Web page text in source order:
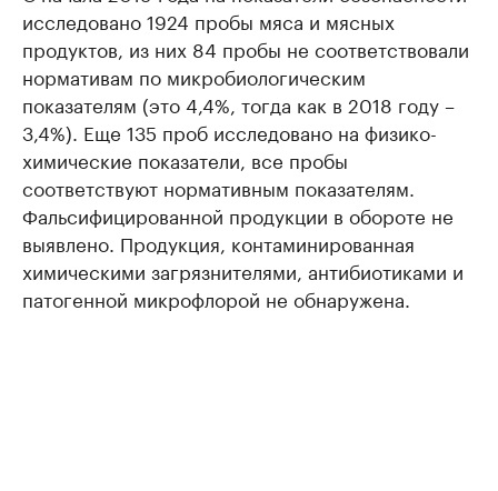
исследовано 1924 пробы мяса и мясных
продуктов, из них 84 пробы не соответствовали
нормативам по микробиологическим
показателям (это 4,4%, тогда как в 2018 году –
3,4%). Еще 135 проб исследовано на физико-
химические показатели, все пробы
соответствуют нормативным показателям.
Фальсифицированной продукции в обороте не
выявлено. Продукция, контаминированная
химическими загрязнителями, антибиотиками и
патогенной микрофлорой не обнаружена.